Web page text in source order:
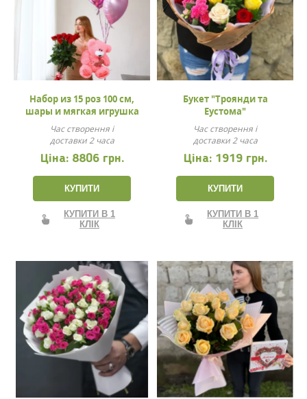
Набор из 15 роз 100 см,
шары и мягкая игрушка
Час створення і
доставки 2 часа
Ціна: 8806 грн.
КУПИТИ
КУПИТИ В 1
КЛІК
Букет "Троянди та
Еустома"
Час створення і
доставки 2 часа
Ціна: 1919 грн.
КУПИТИ
КУПИТИ В 1
КЛІК